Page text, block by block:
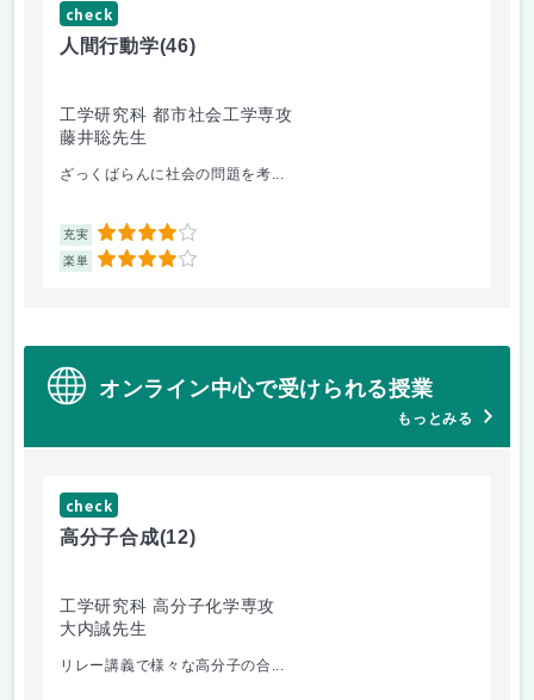
check
人間行動学(46)
工学研究科 都市社会工学専攻
藤井聡先生
ざっくばらんに社会の問題を考...
充実 4
楽単 4
オンライン中心で受けられる授業
もっとみる
check
高分子合成(12)
工学研究科 高分子化学専攻
大内誠先生
リレー講義で様々な高分子の合...